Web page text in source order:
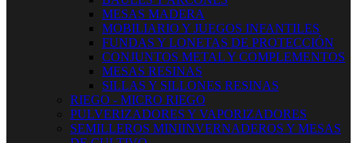
MESAS MADERA
MOBILIARIO Y JUEGOS INFANTILES
FUNDAS Y LONETAS DE PROTECCIÓN
CONJUNTOS METAL Y COMPLEMENTOS
MESAS RESINAS
SILLAS Y SILLONES RESINAS
RIEGO - MICRO RIEGO
PULVERIZADORES Y VAPORIZADORES
SEMILLEROS MINIINVERNADEROS Y MESAS